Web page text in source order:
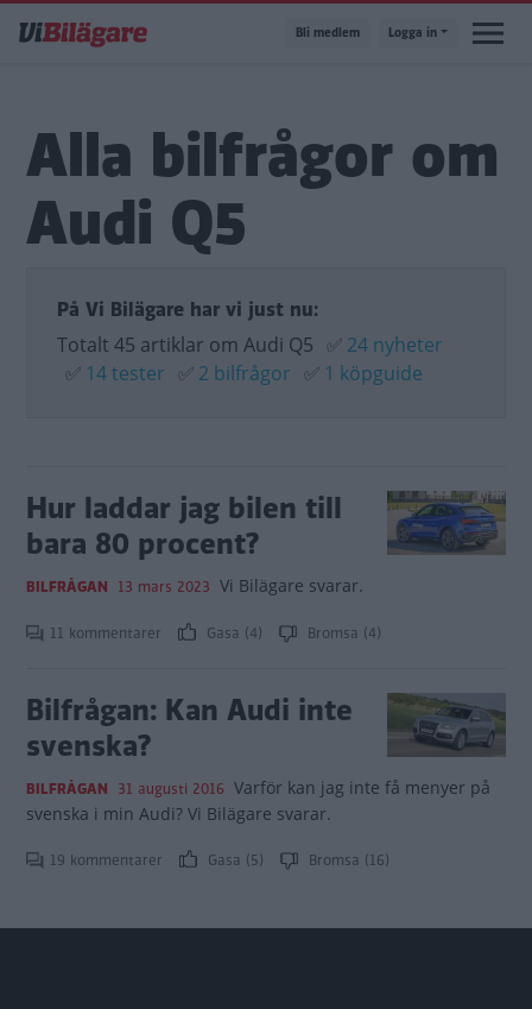
till
Bli medlem Logga in
Alla bilfrågor om
Audi Q5
På Vi Bilägare har vi just nu:
Totalt 45 artiklar om Audi Q5 ✅ 24 nyheter
✅ 14 tester ✅ 2 bilfrågor ✅ 1 köpguide
Hur laddar jag bilen till
bara 80 procent?
BILFRÅGAN 13 mars 2023 Vi Bilägare svarar.
11 kommentarer Gasa (4) Bromsa (4)
Bilfrågan: Kan Audi inte
svenska?
BILFRÅGAN 31 augusti 2016 Varför kan jag inte få menyer på
svenska i min Audi? Vi Bilägare svarar.
19 kommentarer Gasa (5) Bromsa (16)